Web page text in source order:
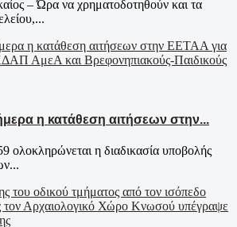
– Ώρα να χρηματοδοτηθούν και τα
η κατάθεση αιτήσεων στην...
ολοκληρώνεται η διαδικασία υποβολής